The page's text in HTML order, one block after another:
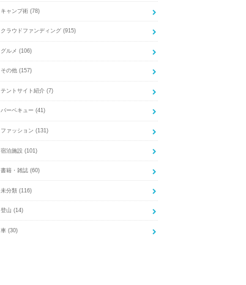
キャンプ術 (78)
クラウドファンディング (915)
グルメ (106)
その他 (157)
テントサイト紹介 (7)
バーベキュー (41)
ファッション (131)
宿泊施設 (101)
書籍・雑誌 (60)
未分類 (116)
登山 (14)
車 (30)